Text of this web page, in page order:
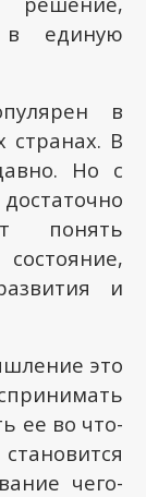
в единую
в
странах. В
Но с
понять
и
это
ее во что-
чего-